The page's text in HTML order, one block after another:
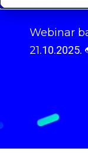
Webinar
21.10.2025.